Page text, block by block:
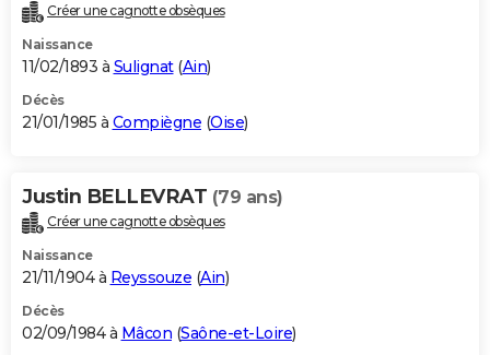
Créer une cagnotte obsèques
Naissance
11/02/1893 à Sulignat(Ain)
Décès
21/01/1985 à Compiègne (Oise)
Justin BELLEVRAT (79 ans)
Créer une cagnotte obsèques
Naissance
21/11/1904 à Reyssouze (Ain)
Décès
02/09/1984 à Mâcon (Saône-et-Loire)